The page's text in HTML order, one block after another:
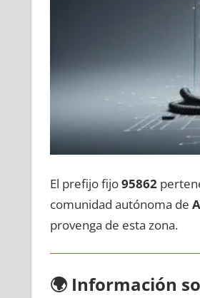
El prefijo fijo95862
comunidad autónoma dе
provenga dе esta zona.
🌍 Información